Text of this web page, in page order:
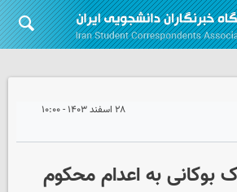
۲۸ اسفند ۱۴۰۳ - ۱۰:۰۰
بوکانی بە اعدام محکوم